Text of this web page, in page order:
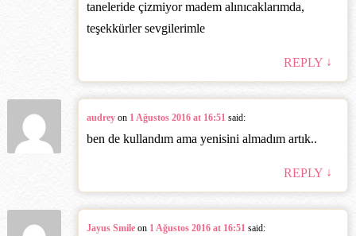
taneleride çizmiyor madem alınıcaklarımda,
teşekkürler sevgilerimle
REPLY ↓
audrey on 1 Ağustos 2016 at 16:51 said:
ben de kullandım ama yenisini almadım artık..
REPLY ↓
Jayus Smile on 1 Ağustos 2016 at 16:51 said: